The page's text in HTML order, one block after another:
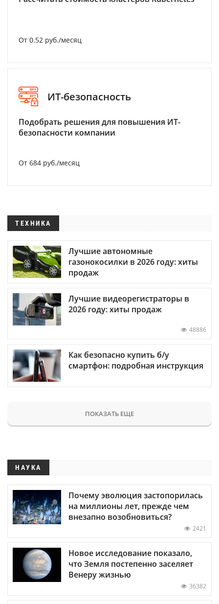
От 0.52 руб./месяц
ИТ-безопасность
Подобрать решения для повышения ИТ-
безопасности компании
От 684 руб./месяц
ТЕХНИКА
Лучшие автономные
газонокосилки в 2026 году: хиты
продаж
Лучшие видеорегистраторы в
2026 году: хиты продаж
48886
Как безопасно купить б/у
смартфон: подробная инструкция
ПОКАЗАТЬ ЕЩЕ
НАУКА
Почему эволюция застопорилась
на миллионы лет, прежде чем
внезапно возобновиться?
2421
Новое исследование показало,
что Земля постепенно заселяет
Венеру жизнью
36382